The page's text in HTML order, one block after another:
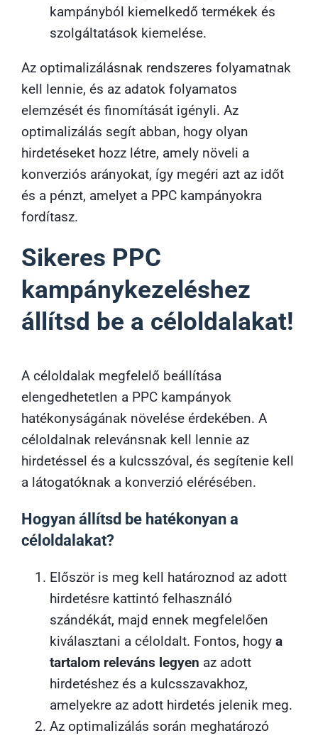
kampányból kiemelkedő termékek és
szolgáltatások kiemelése.
Az optimalizálásnak rendszeres folyamatnak
kell lennie, és az adatok folyamatos
elemzését és finomítását igényli. Az
optimalizálás segít abban, hogy olyan
hirdetéseket hozz létre, amely növeli a
konverziós arányokat, így megéri azt az időt
és a pénzt, amelyet a PPC kampányokra
fordítasz.
Sikeres PPC
kampánykezeléshez
állítsd be a céloldalakat!
A céloldalak megfelelő beállítása
elengedhetetlen a PPC kampányok
hatékonyságának növelése érdekében. A
céloldalnak relevánsnak kell lennie az
hirdetéssel és a kulcsszóval, és segítenie kell
a látogatóknak a konverzió elérésében.
Hogyan állítsd be hatékonyan a
céloldalakat?
Először is meg kell határoznod az adott
hirdetésre kattintó felhasználó
szándékát, majd ennek megfelelően
kiválasztani a céloldalt. Fontos, hogy a
tartalom releváns legyen az adott
hirdetéshez és a kulcsszavakhoz,
amelyekre az adott hirdetés jelenik meg.
Az optimalizálás során meghatározó